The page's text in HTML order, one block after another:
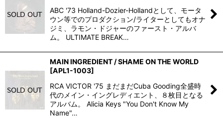
ABC '73 Holland-Dozier-Hollandとして、モータ
ウン等でのプロダクション/ライターとしてもオナ
ジミ、ラモン・ドジャーのファースト・アルバ
ム。 ULTIMATE BREAK…
MAIN INGREDIENT / SHAME ON THE WORLD
[APL1-1003]
RCA VICTOR '75 まだまだCuba Gooding全盛時
代のメイン・イングレディエント、８枚目となる
アルバム。 Alicia Keys "You Don't Know My
Name"…